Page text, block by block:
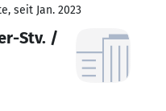
seit Jan. 2023
Stv. /